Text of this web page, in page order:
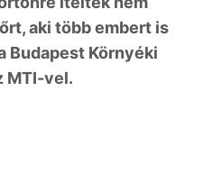
aki több embert is
Budapest Környéki
MTI-vel.